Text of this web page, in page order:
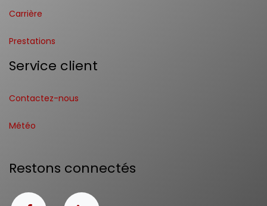
Carrière
Prestations
Service client
Contactez-nous
Météo
Restons connectés